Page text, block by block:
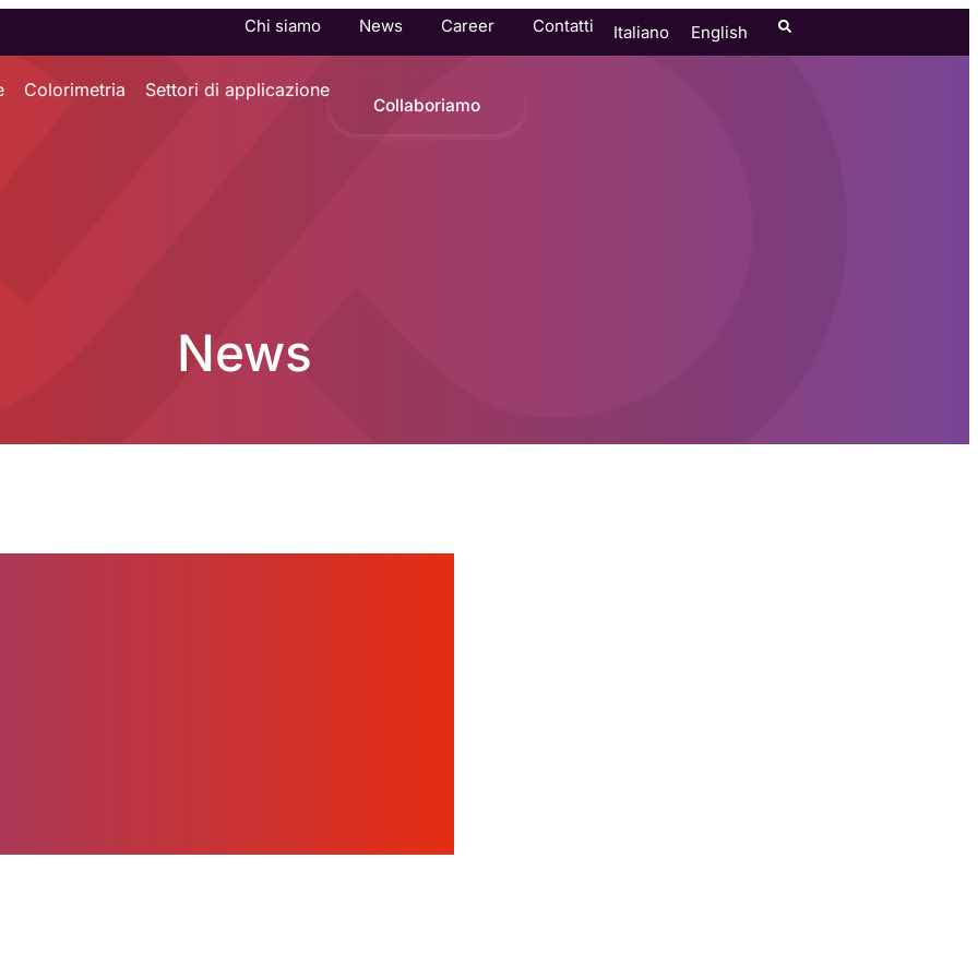
Chi siamo News Career Contatti Italiano English
Colorimetria Settori di applicazione
Collaboriamo
News